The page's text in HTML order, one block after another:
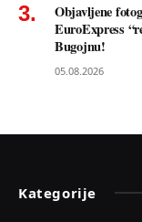
Objavljene
EuroExpress
Bugojnu!
05.08.2026
Kategorije